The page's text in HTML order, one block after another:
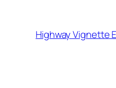
Highway Vignette